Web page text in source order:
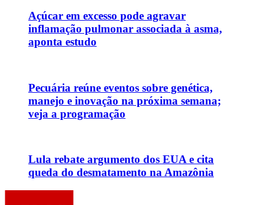
Açúcar em excesso pode agravar
inflamação pulmonar associada à asma,
aponta estudo
Pecuária reúne eventos sobre genética,
manejo e inovação na próxima semana;
veja a programação
Lula rebate argumento dos EUA e cita
queda do desmatamento na Amazônia